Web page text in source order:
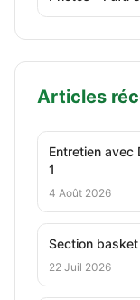
Articles
Entretien avec
1
4 Août 2026
Section
22 Juil 2026